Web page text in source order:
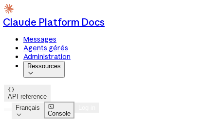
Claude Platform Docs
Messages
Agents gérés
Administration
Ressources


API reference
Français


Console